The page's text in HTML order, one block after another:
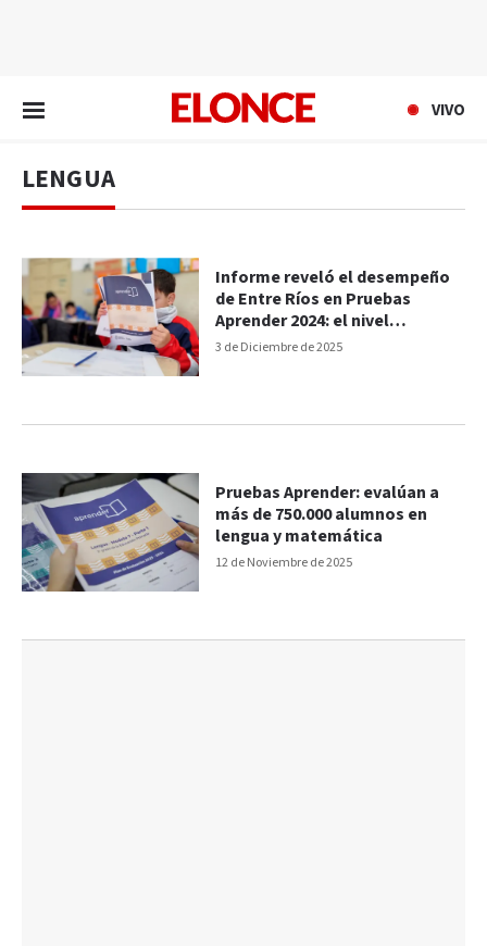
VIVO
LENGUA
3 de Diciembre de 2025
Informe reveló el desempeño
de Entre Ríos en Pruebas
Aprender 2024: el nivel
socioeconómico es factor
12 de Noviembre de 2025
Pruebas Aprender: evalúan a
más de 750.000 alumnos en
lengua y matemática